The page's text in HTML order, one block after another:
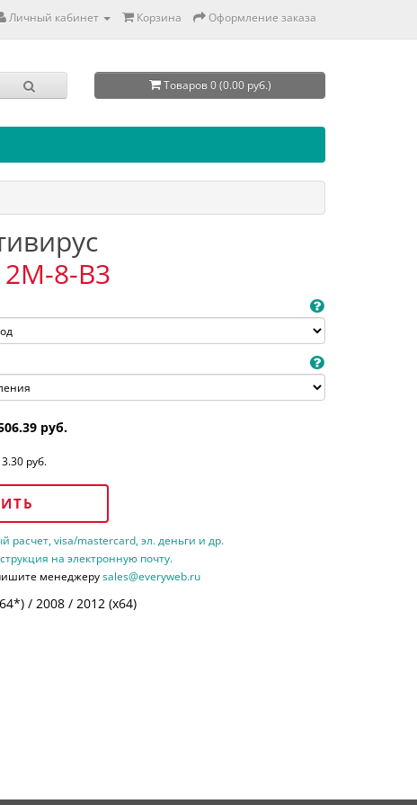
Личный кабинет Корзина Оформление заказа
Товаров 0 (0.00 руб.)
8-B3
руб.
руб.
расчет, visa/mastercard, эл. деньги и др.
на электронную почту.
менеджеруsales@everyweb.ru
/ 2008 / 2012 (х64)